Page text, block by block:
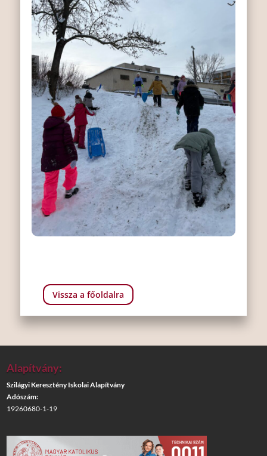
Vissza a főoldalra
Alapítvány:
Szilágyi Keresztény Iskolai Alapítvány
Adószám:
19260680-1-19